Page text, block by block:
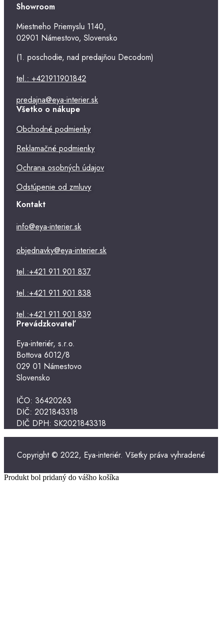
Showroom
Miestneho Priemyslu 1140,
02901 Námestovo, Slovensko
(1. poschodie, nad predajňou Decodom)
tel.: +421911901842
predajna@eya-interier.sk
Všetko o nákupe
Obchodné podmienky
Reklamačné podmienky
Ochrana osobných údajov
Odstúpenie od zmluvy
Kontakt
info@eya-interier.sk
objednavky@eya-interier.sk
tel.:+421 911 901 837
tel.:+421 911 901 838
tel.:+421 911 901 839
Prevádzkovateľ
Eya-interiér, s.r.o.
Bottova 6012/8
029 01 Námestovo
Slovensko
IČO: 36420263
DIČ: 2021843318
DIČ DPH: SK2021843318
Copyright © 2022, Eya-interiér. Všetky práva vyhradené
Produkt bol pridaný do vášho košíka